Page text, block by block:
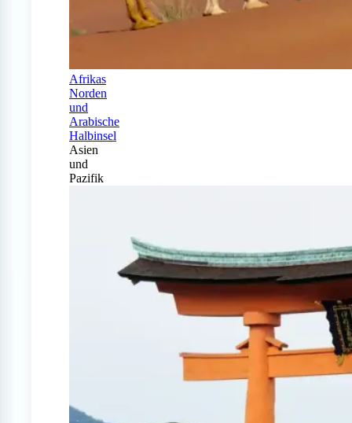
Afrikas
Norden
und
Arabische
Halbinsel
Asien
und
Pazifik